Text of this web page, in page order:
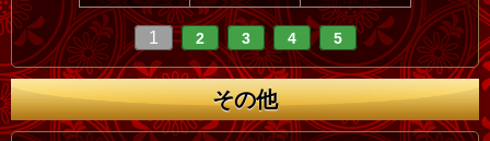
1 2 3 4 5
その他